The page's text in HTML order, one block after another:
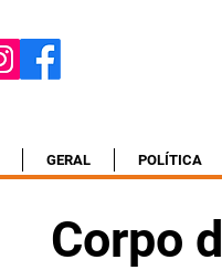
GERAL POLÍTICA
Corpo